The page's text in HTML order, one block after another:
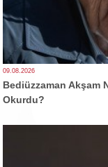
09.08.2026
Bediüzzaman Akşam
Okurdu?